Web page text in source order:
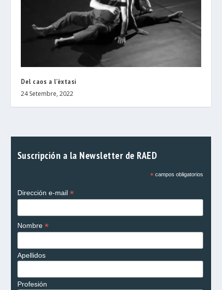
Del caos a l’èxtasi
24 Setembre, 2022
Suscripción a la Newsletter de RAED
*campos obligatorios
Dirección e-mail *
Nombre *
Apellidos
Profesión